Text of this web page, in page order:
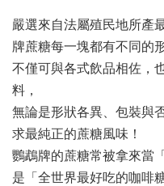
嚴選來自法屬殖民地所產
牌蔗糖每一塊都有不同的
不僅可與各式飲品相佐，
料，
無論是形狀各異、包裝與
求最純正的蔗糖風味！
鸚鵡牌的蔗糖常被拿來當
是「全世界最好吃的咖啡糖